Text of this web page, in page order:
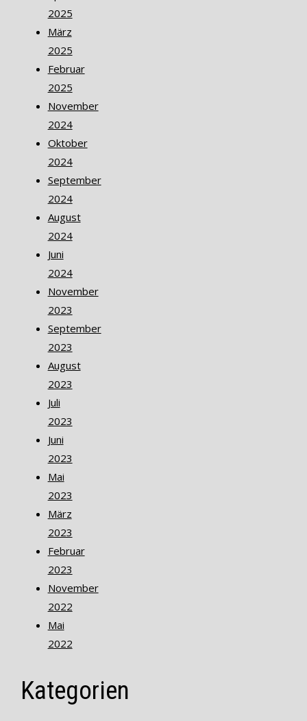
2025
März
2025
Februar
2025
November
2024
Oktober
2024
September
2024
August
2024
Juni
2024
November
2023
September
2023
August
2023
Juli
2023
Juni
2023
Mai
2023
März
2023
Februar
2023
November
2022
Mai
2022
Kategorien